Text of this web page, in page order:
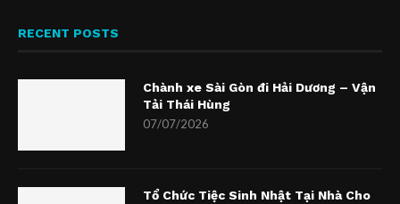
RECENT POSTS
Chành xe Sài Gòn đi Hải Dương – Vận
Tải Thái Hùng
07/07/2026
Tổ Chức Tiệc Sinh Nhật Tại Nhà Cho